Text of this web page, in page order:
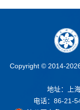
Copyright © 2014-
地址：上
电话：86-21-